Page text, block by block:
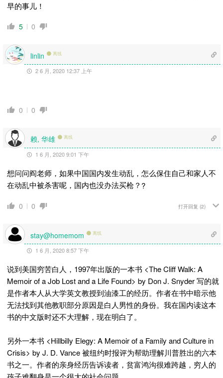
早的事儿！
5 0
linlin 离线
2 6 月, 2020 12:37 上午
0 0
赖, 华雄 离线
1 6 月, 2020 9:01 下午
想问问阎老师，如果中国国内发生动乱，怎么保住自己和家人不
在动乱中被杀害呢，国内也没办法买枪？ ?
0 0 打开回复 (2)
stay@homemom 离线
1 6 月, 2020 8:57 下午
说到美国穷苦白人，1997年出版的一本书 <The Cliff Walk: A
Memoir of a Job Lost and a Life Found> by Don J. Snyder 写的就
是作者本人从大学英文教授到油漆工的经历。作者在书中暗示他
无法找到其他教职部分原因是白人男性的身份。我在国内读这本
书的中文版时还不大理解，现在明白了。
另外一本书 <Hillbilly Elegy: A Memoir of a Family and Culture in
Crisis> by J. D. Vance 被纽约时报评为帮助理解川普胜出的六本
书之一。作者的亲身经历告诉读者，贫富鸿沟很难跨越，穷人的